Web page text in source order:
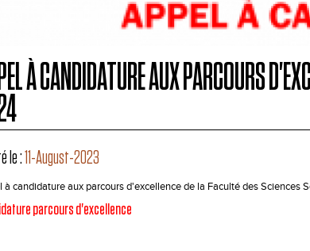
À CANDIDATURE AUX PARCOURS
le :11-August-2023
à candidature aux parcours d'excellence de la Faculté des Sciences
parcours d'excellence